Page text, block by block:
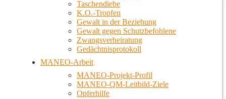
Taschendiebe
K.O.-Tropfen
Gewalt in der Beziehung
Gewalt gegen Schutzbefohlene
Zwangsverheiratung
Gedächtnisprotokoll
MANEO-Arbeit
MANEO-Projekt-Profil
MANEO-QM-Leitbild-Ziele
Opferhilfe